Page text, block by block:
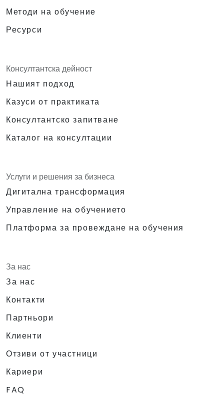
Методи на обучение
Ресурси
Консултантска дейност
Нашият подход
Казуси от практиката
Консултантско запитване
Каталог на консултации
Услуги и решения за бизнеса
Дигитална трансформация
Управление на oбучението
Платформа за провеждане на обучения
За нас
За нас
Контакти
Партньори
Клиенти
Отзиви от участници
Кариери
FAQ